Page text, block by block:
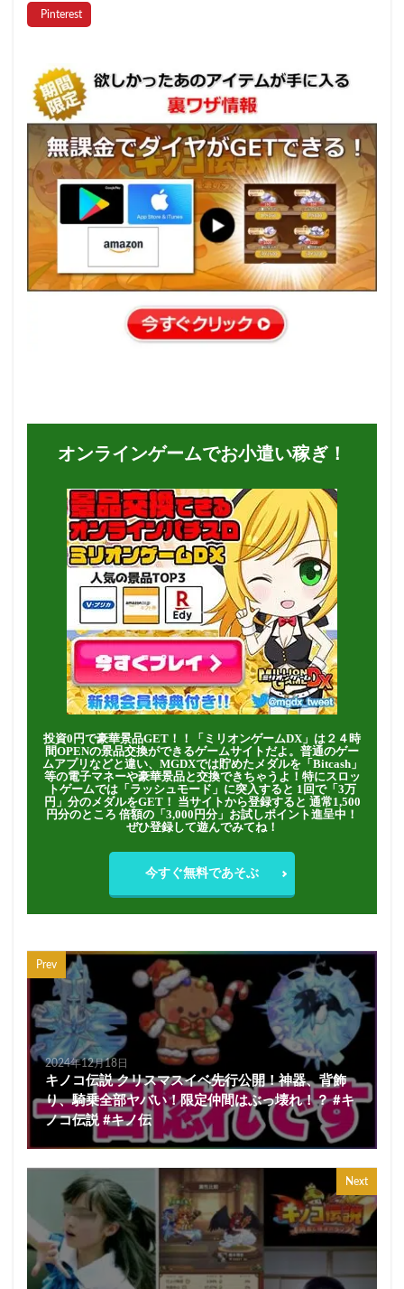
オンラインゲームでお小遣い稼ぎ！
投資0円で豪華景品GET！！「ミリオンゲームDX」は２４時
間OPENの景品交換ができるゲームサイトだよ。普通のゲー
ムアプリなどと違い、MGDXでは貯めたメダルを「Bitcash」
等の電子マネーや豪華景品と交換できちゃうよ！特にスロッ
トゲームでは「ラッシュモード」に突入すると 1回で「3万
円」分のメダルをGET！ 当サイトから登録すると 通常1,500
円分のところ 倍額の「3,000円分」お試しポイント進呈中！
ぜひ登録して遊んでみてね！
今すぐ無料であそぶ
Prev
2024年12月18日
キノコ伝説 クリスマスイベ先行公開！神器、背飾
り、騎乗全部ヤバい！限定仲間はぶっ壊れ！？ #キ
ノコ伝説 #キノ伝
Next